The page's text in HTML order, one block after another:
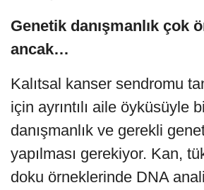
Genetik danışmanlık çok
ancak…
Kalıtsal kanser sendromu
için ayrıntılı aile öyküsüyle
danışmanlık ve gerekli
yapılması gerekiyor. Kan,
doku örneklerinde DNA